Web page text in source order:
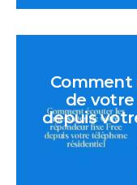
Comment
de
depuis